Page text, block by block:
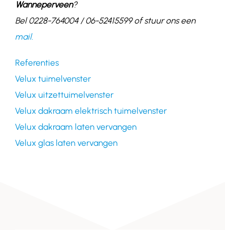
Wanneperveen?
Bel 0228-764004 / 06-52415599 of stuur ons een
mail.
Referenties
Velux tuimelvenster
Velux uitzettuimelvenster
Velux dakraam elektrisch tuimelvenster
Velux dakraam laten vervangen
Velux glas laten vervangen